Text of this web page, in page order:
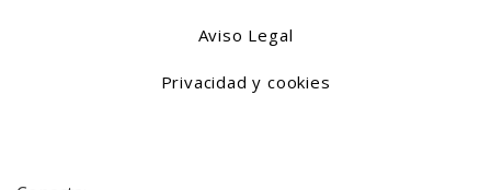
Aviso Legal
Privacidad y cookies